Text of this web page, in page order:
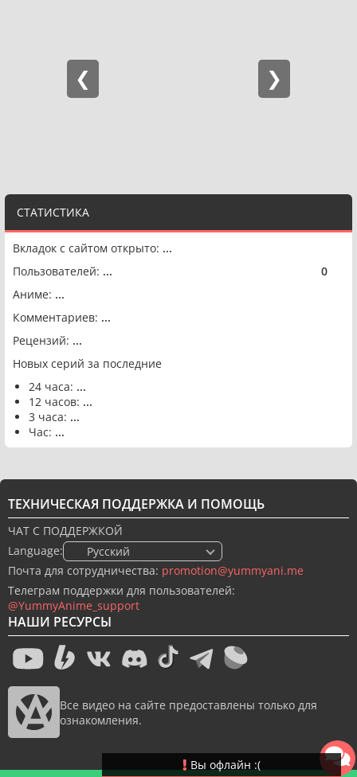
СТАТИСТИКА
Вкладок с сайтом открыто: ...
Пользователей: ... 0
Аниме: ...
Комментариев: ...
Рецензий: ...
Новых серий за последние
24 часа: ...
12 часов: ...
3 часа: ...
Час: ...
НАШИ РЕСУРСЫ
Все видео на сайте предоставлены только для
ознакомления.
ТЕХНИЧЕСКАЯ ПОДДЕРЖКА И ПОМОЩЬ
ЧАТ С ПОДДЕРЖКОЙ
Language:
🇷🇺 Русский
Почта для сотрудничества: promotion@yummyani.me
Телеграм поддержки для пользователей:
@YummyAnime_support
Вы офлайн :(